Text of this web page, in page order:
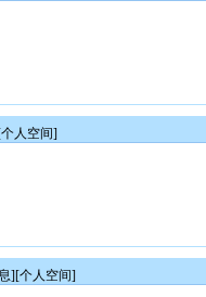
个人空间]
][个人空间]